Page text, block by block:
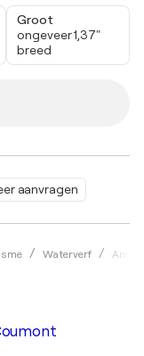
aanvragen
Waterverf
Groot
ongeveer 1,37"
breed